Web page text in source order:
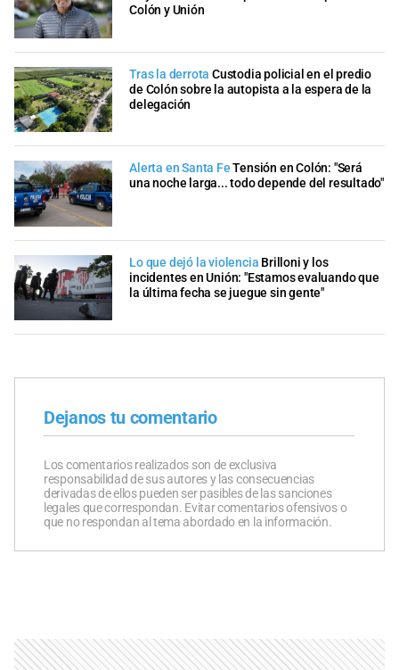
Colón y Unión
Tras la derrota Custodia policial en el predio
de Colón sobre la autopista a la espera de la
delegación
Alerta en Santa Fe Tensión en Colón: "Será
una noche larga... todo depende del resultado"
Lo que dejó la violencia Brilloni y los
incidentes en Unión: "Estamos evaluando que
la última fecha se juegue sin gente"
Dejanos tu comentario
Los comentarios realizados son de exclusiva
responsabilidad de sus autores y las consecuencias
derivadas de ellos pueden ser pasibles de las sanciones
legales que correspondan. Evitar comentarios ofensivos o
que no respondan al tema abordado en la información.